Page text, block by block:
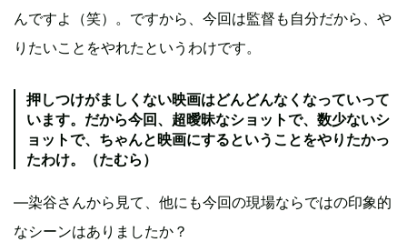
んですよ（笑）。ですから、今回は監督も自分だから、や
りたいことをやれたというわけです。
押しつけがましくない映画はどんどんなくなっていって
います。だから今回、超曖昧なショットで、数少ないシ
ョットで、ちゃんと映画にするということをやりたかっ
たわけ。（たむら）
―染谷さんから見て、他にも今回の現場ならではの印象的
なシーンはありましたか？